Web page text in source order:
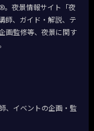
。夜景情報サイト「夜
師、ガイド・解説、テ
画監修等、夜景に関す
、イベントの企画・監